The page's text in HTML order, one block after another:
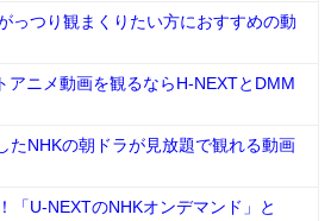
っつり観まくりたい方におすすめの動
アニメ動画を観るならH-NEXTとDMM
たNHKの朝ドラが見放題で観れる動画
「U-NEXTのNHKオンデマンド」と